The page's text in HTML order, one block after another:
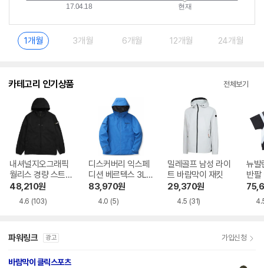
1개월 3개월 6개월 12개월 24개월
카테고리 인기상품 전체보기
내셔널지오그래픽
월리스 경량 스트레
치 바람막이 점퍼 N
232UJP910
48,210원
4.6 (103)
디스커버리 익스페
디션 베르텍스 3L
고어텍스 자켓 DM
WJ3A041-CBS
83,970원
4.0 (5)
밀레골프 남성 라이
트 바람막이 재킷
29,370원
4.5 (31)
뉴발
반팔
파워링크 광고 가입신청
바람막이 클릭스포츠